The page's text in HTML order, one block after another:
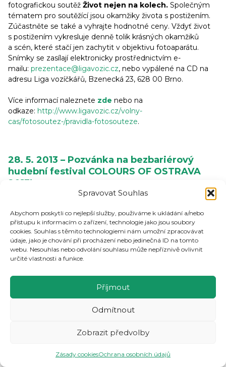
Spravovat Souhlas
Abychom poskytli co nejlepší služby, používáme k ukládání a/nebo
přístupu k informacím o zařízení, technologie jako jsou soubory
cookies. Souhlas s těmito technologiemi nám umožní zpracovávat
údaje, jako je chování při procházení nebo jedinečná ID na tomto
webu. Nesouhlas nebo odvolání souhlasu může nepříznivě ovlivnit
určité vlastnosti a funkce.
Příjmout
Odmítnout
Zobrazit předvolby
Zásady cookiesOchrana osobních údajů
fotografickou soutěž Život nejen na kolech. Společným
tématem pro soutěžící jsou okamžiky života s postižením.
Zúčastněte se také a vyhrajte hodnotné ceny. Vždyť život
s postižením vykresluje denně tolik krásných okamžiků
a scén, které stačí jen zachytit v objektivu fotoaparátu.
Snímky se zasílají elektronicky prostřednictvím e-
mailu: prezentace@ligavozic.cz, nebo vypálené na CD na
adresu Liga vozíčkářů, Bzenecká 23, 628 00 Brno.
Více informací naleznete zde nebo na
odkaze: http://www.ligavozic.cz/volny-
cas/fotosoutez-/pravidla-fotosouteze.
28. 5. 2013 – Pozvánka na bezbariérový
hudební festival COLOURS OF OSTRAVA
2013!
Dne 18. – 21.července 2013 proběhne 12. ročník hudebního
festivalu Colours of Ostrava. V rámci projektu COLOURS
BEZ BARIÉR rozšířili organizátoři festivalu služby pro
návštěvníky z tělesným a zrakovým postižením.
Podrobné informace naleznetezdenebo na
odkaze:http://www.colours.cz/prakticke/colours-bez-barier/
28. 5. 2013 – Den sociálních služeb
V Osoblaze dne 22. června se koná od 12 hodin Den
sociálních služeb v rámci Osoblažského hudebního léta. Na
a načerpat kontakty, kde se mohou obrátit v tíživých